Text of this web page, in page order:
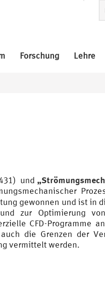
Forschung Lehre
und
gewonnen und ist in
zur Optimierung
CFD-Programme
die Grenzen der
vermittelt werden.